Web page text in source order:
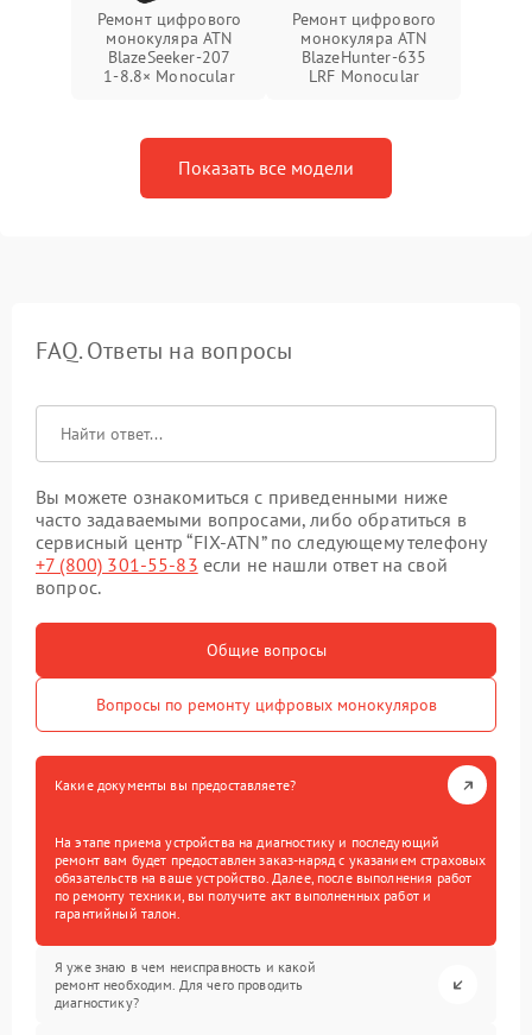
Ремонт цифрового
монокуляра ATN
BlazeSeeker‑207
1‑8.8× Monocular
Ремонт цифрового
монокуляра ATN
BlazeHunter‑635
LRF Monocular
Показать все модели
FAQ. Ответы на вопросы
Вы можете ознакомиться с приведенными ниже
часто задаваемыми вопросами, либо обратиться в
сервисный центр “FIX-ATN” по следующему телефону
+7 (800) 301-55-83 если не нашли ответ на свой
вопрос.
Общие вопросы
Вопросы по ремонту цифровых монокуляров
Какие документы вы предоставляете?
На этапе приема устройства на диагностику и последующий
ремонт вам будет предоставлен заказ-наряд с указанием страховых
обязательств на ваше устройство. Далее, после выполнения работ
по ремонту техники, вы получите акт выполненных работ и
гарантийный талон.
Я уже знаю в чем неисправность и какой
ремонт необходим. Для чего проводить
диагностику?